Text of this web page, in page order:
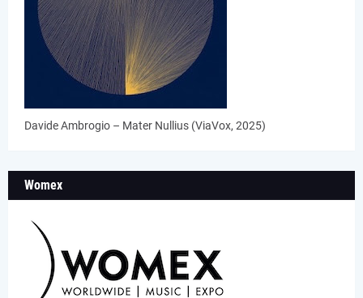
Davide Ambrogio – Mater Nullius (ViaVox, 2025)
Womex